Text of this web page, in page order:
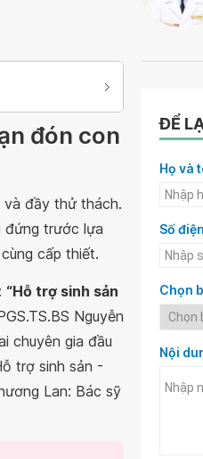
đón con
và đầy thử thách.
đứng trước lựa
cấp thiết.
“Hỗ trợ sinh sản
Nguyễn
chuyên gia đầu
trợ sinh sản -
Lan: Bác sỹ
ĐỂ
Họ và
Số
Chọn
Nội